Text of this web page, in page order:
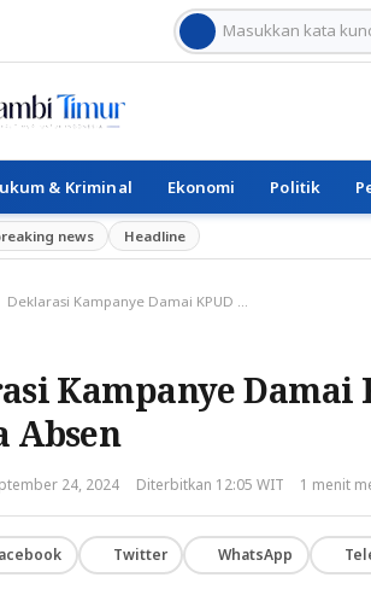
& Kriminal Ekonomi Politik
news Headline
Deklarasi Kampanye Damai KPUD Halsel, Bassam Kasuba Absen
Kampanye Damai
Absen
24, 2024 Diterbitkan 12:05 WIT 1 menit
Twitter WhatsApp